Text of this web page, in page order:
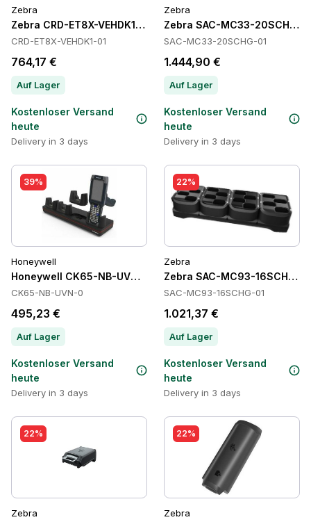
Zebra
Zebra CRD-ET8X-VEHDK1-01 Cradles
CRD-ET8X-VEHDK1-01
764,17 €
Auf Lager
Kostenloser Versand
heute
Delivery in 3 days
Zebra
Zebra SAC-MC33-20SCHG-
SAC-MC33-20SCHG-01
1.444,90 €
Auf Lager
Kostenloser Versand
heute
Delivery in 3 days
39%
Honeywell
Honeywell CK65-NB-UVN-0 Cradles
CK65-NB-UVN-0
495,23 €
Auf Lager
Kostenloser Versand
heute
Delivery in 3 days
22%
Zebra
Zebra SAC-MC93-16SCHG-
SAC-MC93-16SCHG-01
1.021,37 €
Auf Lager
Kostenloser Versand
heute
Delivery in 3 days
22%
Zebra
22%
Zebra